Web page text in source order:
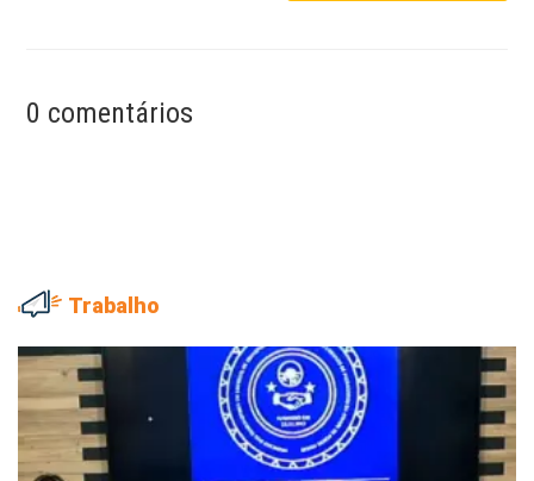
0 comentários
Trabalho